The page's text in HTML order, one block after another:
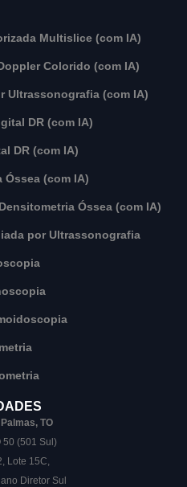
Multislice (com IA)
Colorido (com IA)
Ultrassonografia (com IA)
DR (com IA)
DR (com IA)
Óssea (com IA)
Óssea (com IA)
por Ultrassonografia
TO
50 (501 Sul)
Lote 15C,
Diretor Sul